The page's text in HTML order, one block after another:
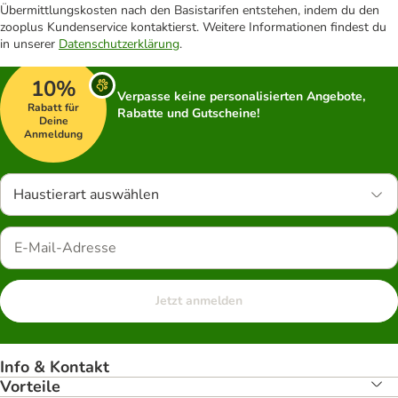
Übermittlungskosten nach den Basistarifen entstehen, indem du den
zooplus Kundenservice kontaktierst. Weitere Informationen findest du
in unserer Datenschutzerklärung.
10%
Rabatt für
Deine
Anmeldung
Verpasse keine personalisierten Angebote,
Rabatte und Gutscheine!
Haustierart auswählen
Jetzt anmelden
Info & Kontakt
Vorteile